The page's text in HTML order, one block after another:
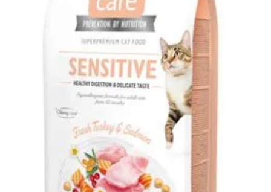
info@veterix.cz
E-shop Veterix
777 319 517 (Po–Pá, 8–15h)
eshop@veterix.cz